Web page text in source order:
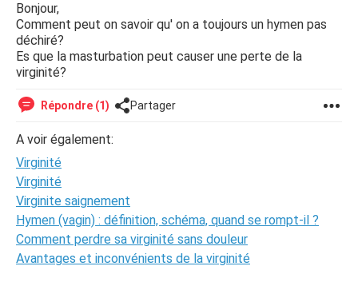
Bonjour,
Comment peut on savoir qu' on a toujours un hymen pas
déchiré?
Es que la masturbation peut causer une perte de la
virginité?
Répondre (1) Partager
A voir également:
Virginité
Virginité
Virginite saignement
Hymen (vagin) : définition, schéma, quand se rompt-il ?
Comment perdre sa virginité sans douleur
Avantages et inconvénients de la virginité